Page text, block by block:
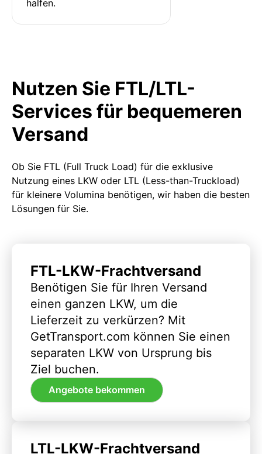
halfen.
Nutzen Sie FTL/LTL-
Services für bequemeren
Versand
Ob Sie FTL (Full Truck Load) für die exklusive
Nutzung eines LKW oder LTL (Less-than-Truckload)
für kleinere Volumina benötigen, wir haben die besten
Lösungen für Sie.
FTL-LKW-Frachtversand
Benötigen Sie für Ihren Versand
einen ganzen LKW, um die
Lieferzeit zu verkürzen? Mit
GetTransport.com können Sie einen
separaten LKW von Ursprung bis
Ziel buchen.
Angebote bekommen
LTL-LKW-Frachtversand